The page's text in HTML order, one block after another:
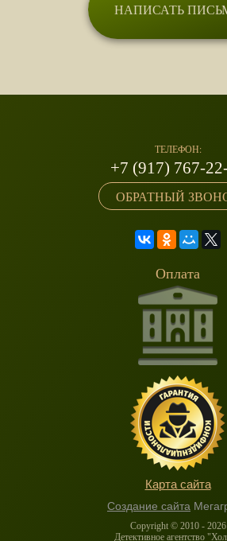
НАПИСАТЬ
ТЕЛЕФОН:
+7 (917) 767-
ОБРАТНЫЙ
Оплата
Карта сайта
Создание сайта
Copyright © 2010 - 2026
Детективное агентство